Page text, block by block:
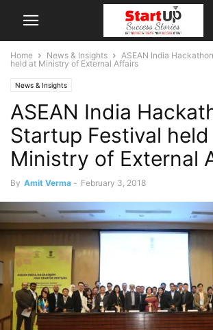
Home News & Insights
ASEAN India
held at Ministry of External Affairs
News & Insights
ASEAN India
Startup Festival
Ministry of External
By Amit Verma - February 3, 2018